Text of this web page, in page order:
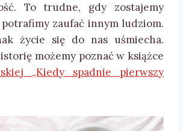
To trudne, gdy zostajemy
zaufać innym ludziom.
życie się do nas uśmiecha.
możemy poznać w książce
„Kiedy spadnie pierwszy